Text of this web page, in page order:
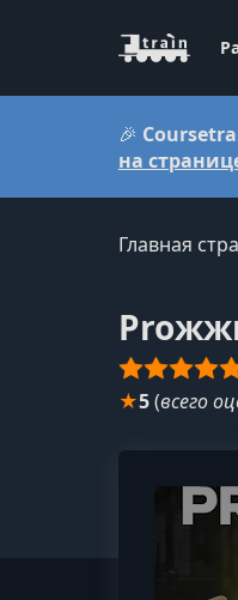
🎉
на
Главная
★5(всего